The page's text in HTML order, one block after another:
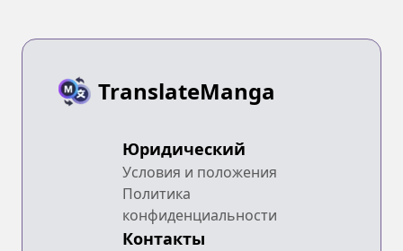
TranslateManga
Юридический
Условия и положения
Политика
конфиденциальности
Контакты